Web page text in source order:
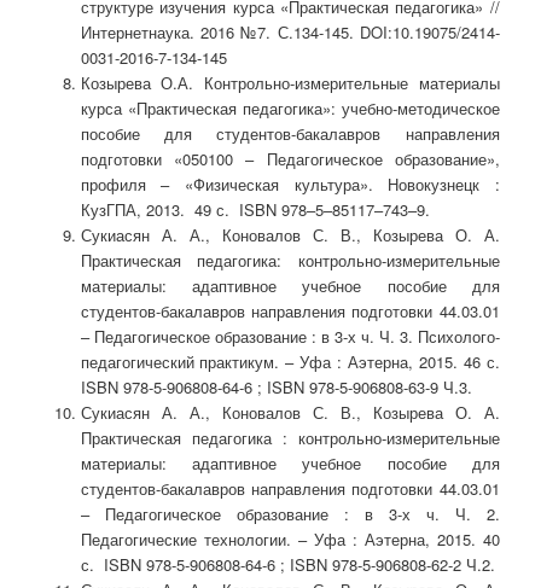
структуре изучения курса «Практическая педагогика» //
Интернетнаука. 2016 №7. С.134-145. DOI:10.19075/2414-
0031-2016-7-134-145
Козырева О.А. Контрольно-измерительные материалы
курса «Практическая педагогика»: учебно-методическое
пособие для студентов-бакалавров направления
подготовки «050100 – Педагогическое образование»,
профиля – «Физическая культура». Новокузнецк :
КузГПА, 2013. 49 с. ISBN 978–5–85117–743–9.
Сукиасян А. А., Коновалов С. В., Козырева О. А.
Практическая педагогика: контрольно-измерительные
материалы: адаптивное учебное пособие для
студентов-бакалавров направления подготовки 44.03.01
– Педагогическое образование : в 3-х ч. Ч. 3. Психолого-
педагогический практикум. – Уфа : Аэтерна, 2015. 46 с.
ISBN 978-5-906808-64-6 ; ISBN 978-5-906808-63-9 Ч.3.
Сукиасян А. А., Коновалов С. В., Козырева О. А.
Практическая педагогика : контрольно-измерительные
материалы: адаптивное учебное пособие для
студентов-бакалавров направления подготовки 44.03.01
– Педагогическое образование : в 3-х ч. Ч. 2.
Педагогические технологии. – Уфа : Аэтерна, 2015. 40
с. ISBN 978-5-906808-64-6 ; ISBN 978-5-906808-62-2 Ч.2.